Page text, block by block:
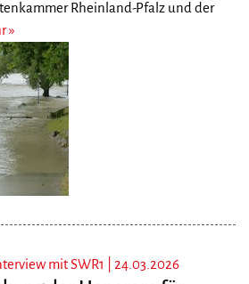
Rheinland-Pfalz und der
mit SWR1 | 24.03.2026